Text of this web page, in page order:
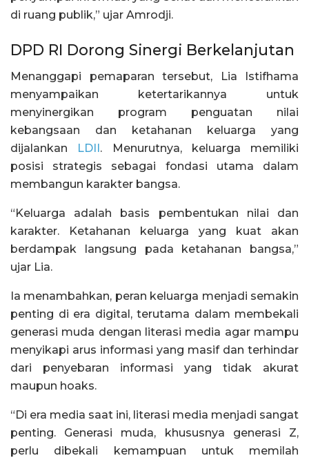
di ruang publik,” ujar Amrodji.
DPD RI Dorong Sinergi Berkelanjutan
Menanggapi pemaparan tersebut, Lia Istifhama
menyampaikan ketertarikannya untuk
menyinergikan program penguatan nilai
kebangsaan dan ketahanan keluarga yang
dijalankan LDII. Menurutnya, keluarga memiliki
posisi strategis sebagai fondasi utama dalam
membangun karakter bangsa.
“Keluarga adalah basis pembentukan nilai dan
karakter. Ketahanan keluarga yang kuat akan
berdampak langsung pada ketahanan bangsa,”
ujar Lia.
Ia menambahkan, peran keluarga menjadi semakin
penting di era digital, terutama dalam membekali
generasi muda dengan literasi media agar mampu
menyikapi arus informasi yang masif dan terhindar
dari penyebaran informasi yang tidak akurat
maupun hoaks.
“Di era media saat ini, literasi media menjadi sangat
penting. Generasi muda, khususnya generasi Z,
perlu dibekali kemampuan untuk memilah